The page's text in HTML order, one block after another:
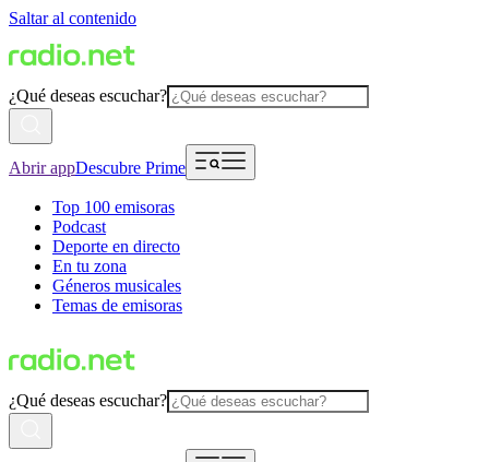
Saltar al contenido
¿Qué deseas escuchar?
Abrir appDescubre Prime
Top 100 emisoras
Podcast
Deporte en directo
En tu zona
Géneros musicales
Temas de emisoras
¿Qué deseas escuchar?